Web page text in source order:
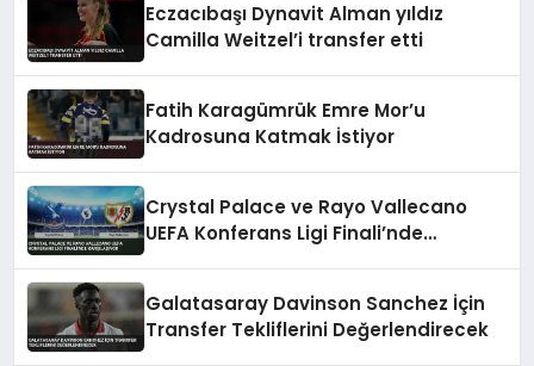
Eczacıbaşı Dynavit Alman yıldız
Camilla Weitzel’i transfer etti
Fatih Karagümrük Emre Mor’u
Kadrosuna Katmak İstiyor
Crystal Palace ve Rayo Vallecano
UEFA Konferans Ligi Finali’nde
Galatasaray Davinson Sanchez İçin
Transfer Tekliflerini Değerlendirecek